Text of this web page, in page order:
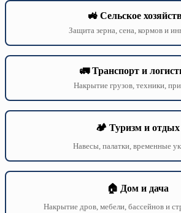
🚜 Сельское
Защита зерна, сена, кормов и
🚛 Транспорт и
Накрытие грузов, техники,
🏕️ Туризм и отдых
Навесы, палатки, временные
🏠 Дом и дача
Накрытие дров, мебели, бассейнов и